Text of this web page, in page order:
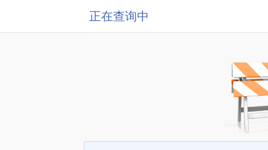
正在查询中